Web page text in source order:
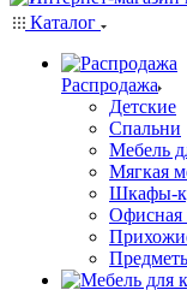
Каталог
Распродажа
Детские
Спальни
Мебель
Мягкая
Шкафы-
Офисная